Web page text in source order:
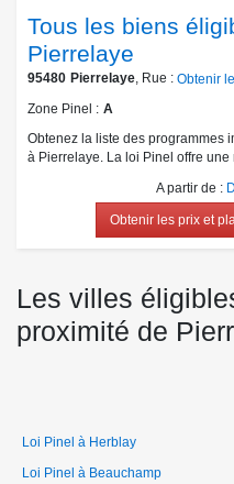
Tous les biens
Pierrelaye
95480 Pierrelaye , Rue : Obtenir
Zone Pinel
A
Obtenez la liste des programmes
à Pierrelaye. La loi Pinel offre une
A partir de :
Obtenir les prix et
Les villes
proximité de
Loi Pinel à Herblay
Loi Pinel à Beauchamp